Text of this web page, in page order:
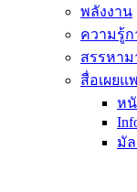
พลังงาน
ความรู้ก
สรรหาม
สื่อเผยแ
ห
มั